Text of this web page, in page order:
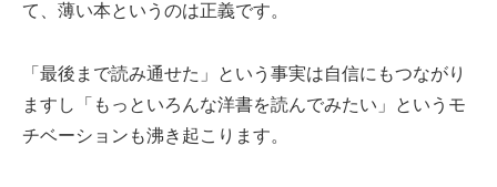
て、薄い本というのは正義です。
「最後まで読み通せた」という事実は自信にもつながり
ますし「もっといろんな洋書を読んでみたい」というモ
チベーションも沸き起こります。